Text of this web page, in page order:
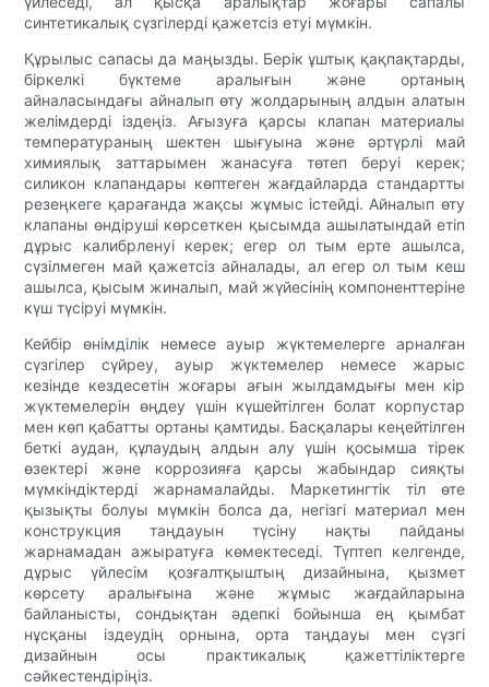
синтетикалық сүзгілерді қажетсіз етуі мүмкін.
Құрылыс сапасы да маңызды. Берік ұштық қақпақтарды,
біркелкі бүктеме аралығын және ортаның
айналасындағы айналып өту жолдарының алдын алатын
желімдерді іздеңіз. Ағызуға қарсы клапан материалы
температураның шектен шығуына және әртүрлі май
химиялық заттарымен жанасуға төтеп беруі керек;
силикон клапандары көптеген жағдайларда стандартты
резеңкеге қарағанда жақсы жұмыс істейді. Айналып өту
клапаны өндіруші көрсеткен қысымда ашылатындай етіп
дұрыс калибрленуі керек; егер ол тым ерте ашылса,
сүзілмеген май қажетсіз айналады, ал егер ол тым кеш
ашылса, қысым жиналып, май жүйесінің компоненттеріне
күш түсіруі мүмкін.
Кейбір өнімділік немесе ауыр жүктемелерге арналған
сүзгілер сүйреу, ауыр жүктемелер немесе жарыс
кезінде кездесетін жоғары ағын жылдамдығы мен кір
жүктемелерін өңдеу үшін күшейтілген болат корпустар
мен көп қабатты ортаны қамтиды. Басқалары кеңейтілген
беткі аудан, құлаудың алдын алу үшін қосымша тірек
өзектері және коррозияға қарсы жабындар сияқты
мүмкіндіктерді жарнамалайды. Маркетингтік тіл өте
қызықты болуы мүмкін болса да, негізгі материал мен
конструкция таңдауын түсіну нақты пайданы
жарнамадан ажыратуға көмектеседі. Түптеп келгенде,
дұрыс үйлесім қозғалтқыштың дизайнына, қызмет
көрсету аралығына және жұмыс жағдайларына
байланысты, сондықтан әдепкі бойынша ең қымбат
нұсқаны іздеудің орнына, орта таңдауы мен сүзгі
дизайнын осы практикалық қажеттіліктерге
сәйкестендіріңіз.